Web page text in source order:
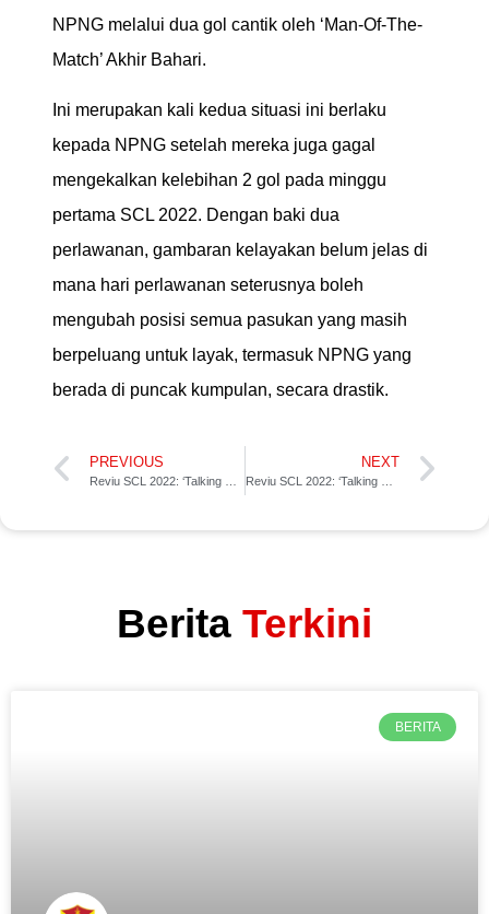
NPNG melalui dua gol cantik oleh ‘Man-Of-The-
Match’ Akhir Bahari.
Ini merupakan kali kedua situasi ini berlaku
kepada NPNG setelah mereka juga gagal
mengekalkan kelebihan 2 gol pada minggu
pertama SCL 2022. Dengan baki dua
perlawanan, gambaran kelayakan belum jelas di
mana hari perlawanan seterusnya boleh
mengubah posisi semua pasukan yang masih
berpeluang untuk layak, termasuk NPNG yang
berada di puncak kumpulan, secara drastik.
PREVIOUS NEXT
Berita Terkini
BERITA